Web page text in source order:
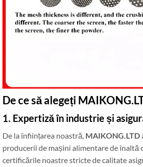
De ce să alegeți
1. Expertiză în industrie și
De la înființarea noastră, MAIKONG.LTD
producerii de mașini alimentare de înaltă
certificările noastre stricte de calitate